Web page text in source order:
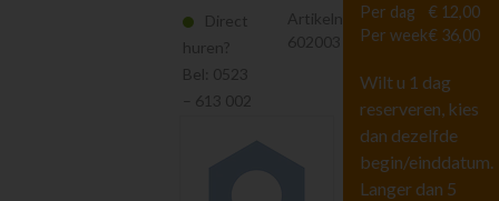
Per dag
€ 12,00
Per week€ 36,00
Wilt u 1 dag
reserveren, kies
dan dezelfde
begin/einddatum.
Langer dan 5